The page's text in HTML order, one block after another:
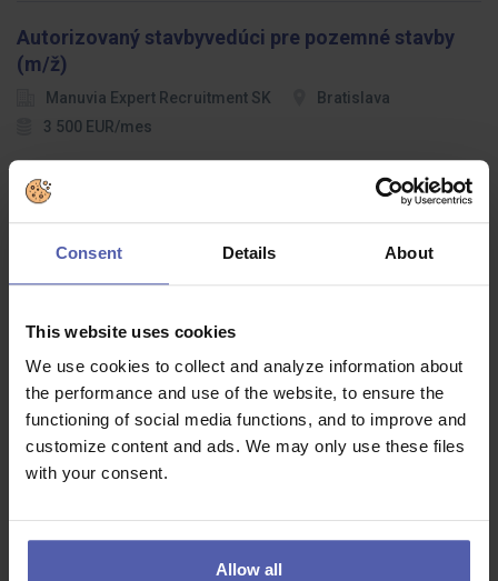
Consent Details About
This website uses cookies
We use cookies to collect and analyze information about
the performance and use of the website, to ensure the
functioning of social media functions, and to improve and
customize content and ads. We may only use these files
with your consent.
Allow all
Autorizovaný stavbyvedúci pre pozemné stavby
(m/ž)
Manuvia Expert Recruitment SK
Bratislava
3 500 EUR/mes
zodpovedný/á za kompletné riadenie stavieb od začiatku až po
odovzdanie.
XXXLutz Praha - Čestlice Dohodou
Toužíš po práci v systémové gastronomii, kde lze nalézt čas pro
rodinu a své koníčky díky příznivé otevírací době?